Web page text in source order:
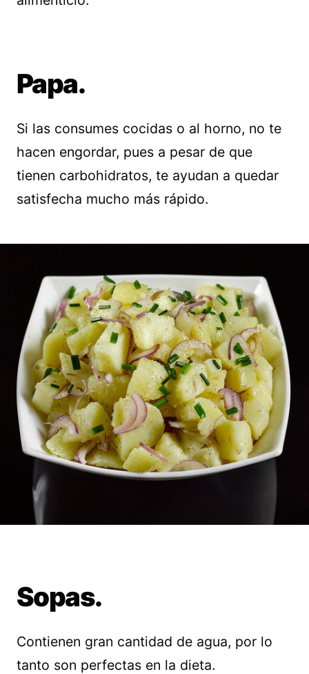
Papa.
Si las consumes cocidas o al horno, no te
hacen engordar, pues a pesar de que
tienen carbohidratos, te ayudan a quedar
satisfecha mucho más rápido.
Sopas.
Contienen gran cantidad de agua, por lo
tanto son perfectas en la dieta.